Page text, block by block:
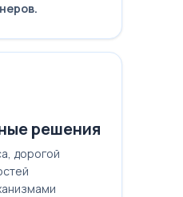
решения
дорогой